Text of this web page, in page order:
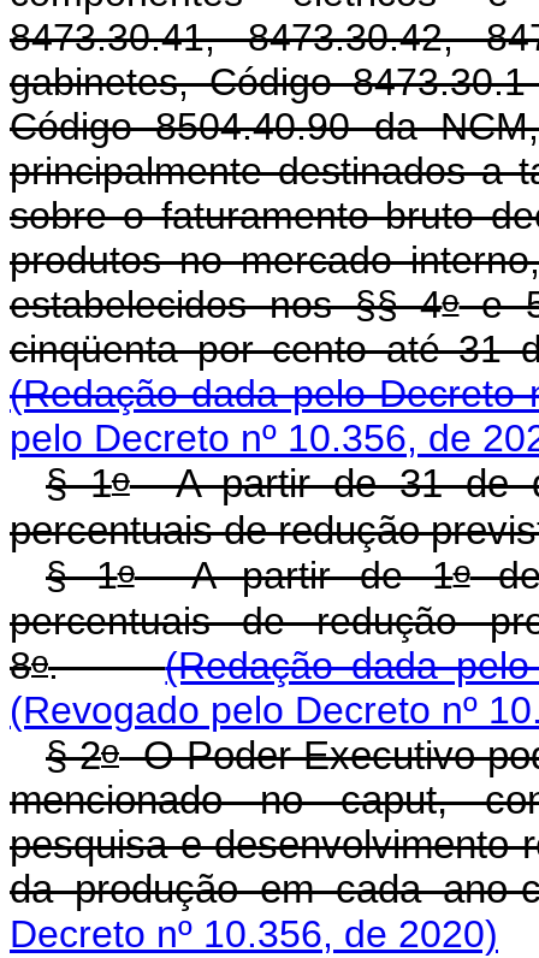
8473.30.41, 8473.30.42,
gabinetes, Código
Código 8504.40.90 da
principalmente destinados a
sobre o faturamento bruto
produtos no mercado
estabelecidos nos §§ 4oe
cinqüenta por cento
(Redação dada pelo Decreto
pelo Decreto nº 10.356, de
§ 1oA partir de 31 de
percentuais de redução
§ 1oA partir de 1ode
percentuais de redução
8o.(Redação dada
(Revogado pelo Decreto nº
§ 2oO Poder Executivo
mencionado no caput,
pesquisa e desenvolvimento
da produção em cada
Decreto nº 10.356, de 2020)